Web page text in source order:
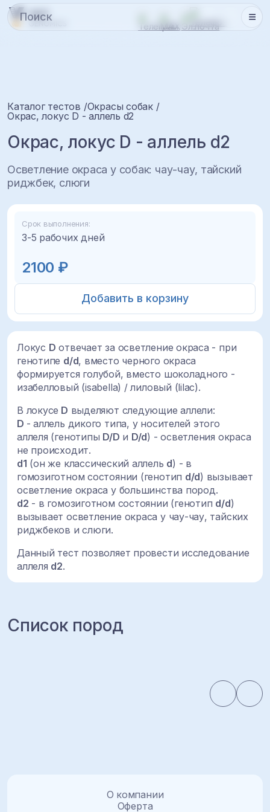
Каталог тестов Окрасы собак
Окрас, локус D - аллель d2
Окрас, локус D - аллель d2
Осветление окраса у собак: чау-чау, тайский
риджбек, слюги
Локус D отвечает за осветление окраса - при
генотипе d/d, вместо черного окраса
формируется голубой, вместо шоколадного -
изабелловый (isabella) / лиловый (lilac).
В локусе D выделяют следующие аллели:
D - аллель дикого типа, у носителей этого
аллеля (генотипы D/D и D/d) - осветления окраса
не происходит.
d1 (он же классический аллель d) - в
гомозиготном состоянии (генотип d/d) вызывает
осветление окраса у большинства пород.
d2 - в гомозиготном состоянии (генотип d/d)
вызывает осветление окраса у чау-чау, тайских
риджбеков и слюги.
Данный тест позволяет провести исследование
аллеля d2.
Срок выполнения:
3-5 рабочих дней
2100 ₽
Добавить в корзину
Список пород
О компании
Оферта